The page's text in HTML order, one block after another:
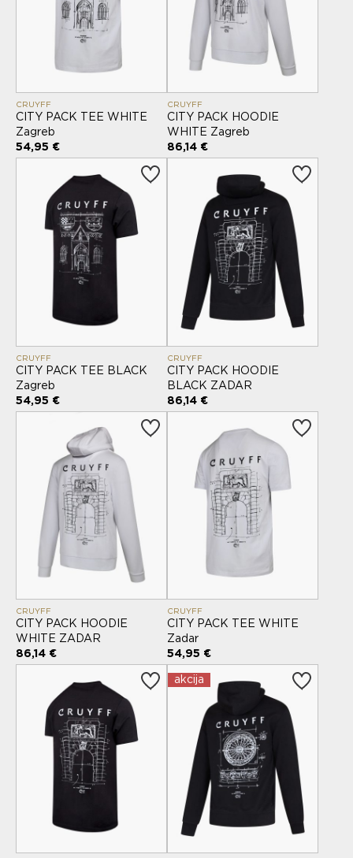
CRUYFF
CITY PACK TEE WHITE
Zagreb
54,95 €
CRUYFF
CITY PACK HOODIE
WHITE Zagreb
86,14 €
CRUYFF
CITY PACK TEE BLACK
Zagreb
54,95 €
CRUYFF
CITY PACK HOODIE
BLACK ZADAR
86,14 €
CRUYFF
CITY PACK HOODIE
WHITE ZADAR
86,14 €
CRUYFF
CITY PACK TEE WHITE
Zadar
54,95 €
akcija